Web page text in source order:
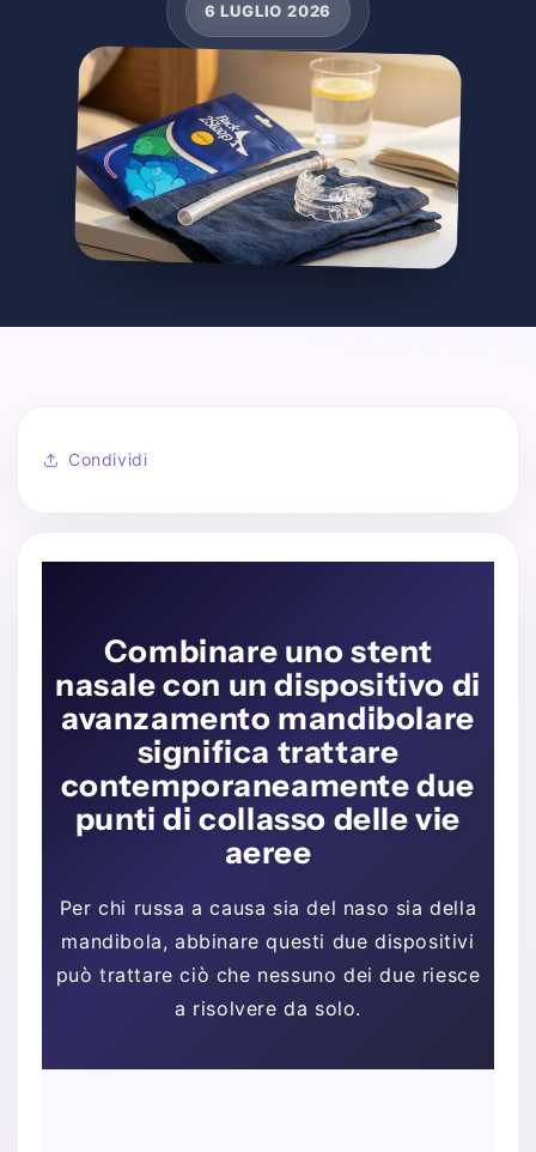
6 LUGLIO 2026
Condividi
Combinare uno stent
nasale con un dispositivo di
avanzamento mandibolare
significa trattare
contemporaneamente due
punti di collasso delle vie
aeree
Per chi russa a causa sia del naso sia della
mandibola, abbinare questi due dispositivi
può trattare ciò che nessuno dei due riesce
a risolvere da solo.